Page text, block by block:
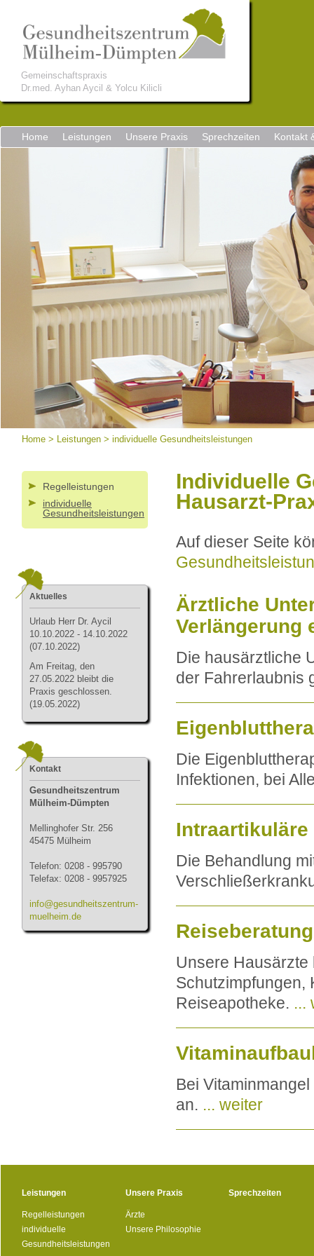
Gemeinschaftspraxis
Dr.med. Ayhan Aycil & Yolcu Kilicli
Home Leistungen Unsere Praxis Sprechzeiten Kontakt
Home > Leistungen > individuelle Gesundheitsleistungen
Regelleistungen
individuelle
Gesundheitsleistungen
Aktuelles
Urlaub Herr Dr. Aycil
10.10.2022 - 14.10.2022
(07.10.2022)
Am Freitag, den
27.05.2022 bleibt die
Praxis geschlossen.
(19.05.2022)
Kontakt
Gesundheitszentrum
Mülheim-Dümpten
Mellinghofer Str. 256
45475 Mülheim
Telefon: 0208 - 995790
Telefax: 0208 - 9957925
info@gesundheitszentrum-
muelheim.de
Individuelle
Hausarzt-
Auf dieser Seite
Ärztliche
Verlängerung
Die hausärztliche
der Fahrerlaubnis
Die
Infektionen, bei
Die Behandlung
Reiseberatung
Unsere
Schutzimpfungen,
Reiseapotheke. ...
Bei
an. ... weiter
Leistungen
Regelleistungen
individuelle
Gesundheitsleistungen
Unsere Praxis
Ärzte
Unsere Philosophie
Sprechzeiten